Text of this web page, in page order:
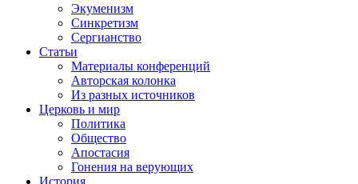
Экуменизм
Синкретизм
Сергианство
Статьи
Материалы конференций
Авторская колонка
Из разных источников
Церковь и мир
Политика
Общество
Апостасия
Гонения на верующих
История